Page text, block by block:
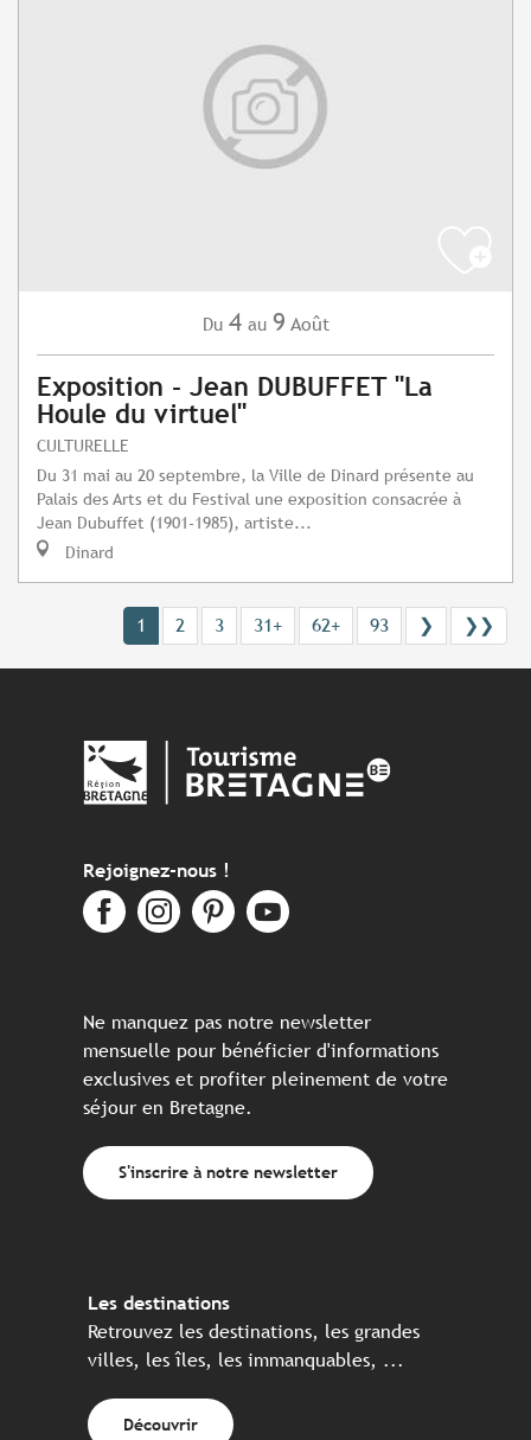
Du 4 au 9 Août
Exposition - Jean DUBUFFET "La
Houle du virtuel"
CULTURELLE
Du 31 mai au 20 septembre, la Ville de Dinard présente au
Palais des Arts et du Festival une exposition consacrée à
Jean Dubuffet (1901-1985), artiste...
Dinard
1 2 3 31+ 62+ 93 ❯ ❯❯
Rejoignez-nous !
Ne manquez pas notre newsletter
mensuelle pour bénéficier d'informations
exclusives et profiter pleinement de votre
séjour en Bretagne.
S'inscrire à notre newsletter
Les destinations
Retrouvez les destinations, les grandes
villes, les îles, les immanquables, ...
Découvrir